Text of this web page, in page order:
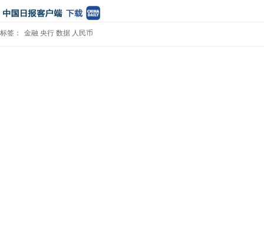
标签： 金融 央行 数据 人民币